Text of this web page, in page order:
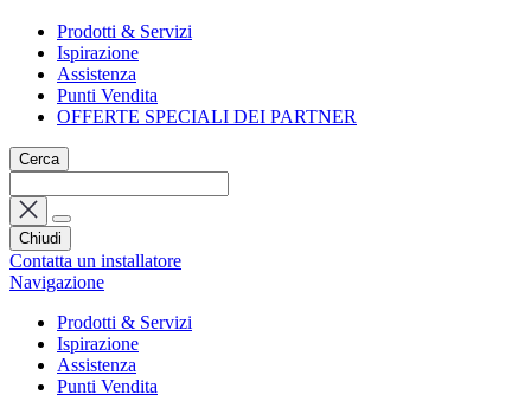
Prodotti & Servizi
Ispirazione
Assistenza
Punti Vendita
OFFERTE SPECIALI DEI PARTNER
Cerca
Chiudi
Contatta un installatore
Navigazione
Prodotti & Servizi
Ispirazione
Assistenza
Punti Vendita